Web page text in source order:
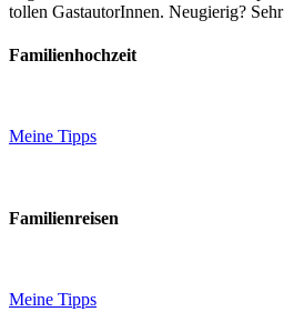
tollen GastautorInnen. Neugierig?
Familienhochzeit
Meine Tipps
Familienreisen
Meine Tipps